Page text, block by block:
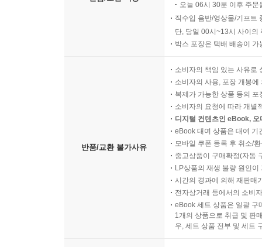
오늘 06시 30분 이후 주
직수입 음반/영상물/기프트
단, 당일 00시~13시 사이의
박스 포장은 택배 배송이
반품/교환 불가사유
소비자의 책임 있는 사유로
소비자의 사용, 포장 개봉
복제가 가능한 상품 등의
소비자의 요청에 따라 개별
디지털 컨텐츠인 eBook,
eBook 대여 상품은 대여 기
모바일 쿠폰 등록 후 취소/
중고상품이 구매확정(자동
LP상품의 재생 불량 원인
시간의 경과에 의해 재판매
전자상거래 등에서의 소비
eBook 세트 상품은 일괄 구
1개의 상품으로 취급 및 판
우, 세트 상품 전부 및 세트